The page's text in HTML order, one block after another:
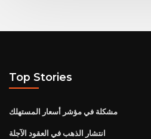
Top Stories
مشكلة في مؤشر أسعار المستهلك
انتشار الذهب في العقود الآجلة